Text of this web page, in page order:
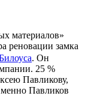
материалов»
реновации замка
. Он
25 %
Павликову,
Павликов